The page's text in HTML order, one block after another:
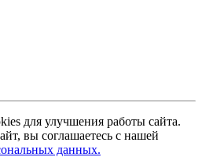
для улучшения работы сайта.
вы соглашаетесь с нашей
данных.